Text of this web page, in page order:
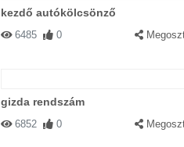
kezdő autókölcsönző
6485 0
gizda rendszám
6852 0